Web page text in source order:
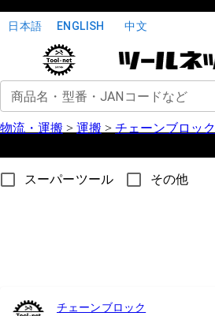
日本語 ENGLISH 中文
商品名・型番・JANコードなど
物流・運搬 > 運搬 > チェーンブロック
スーパーツール その他
チェーンブロック